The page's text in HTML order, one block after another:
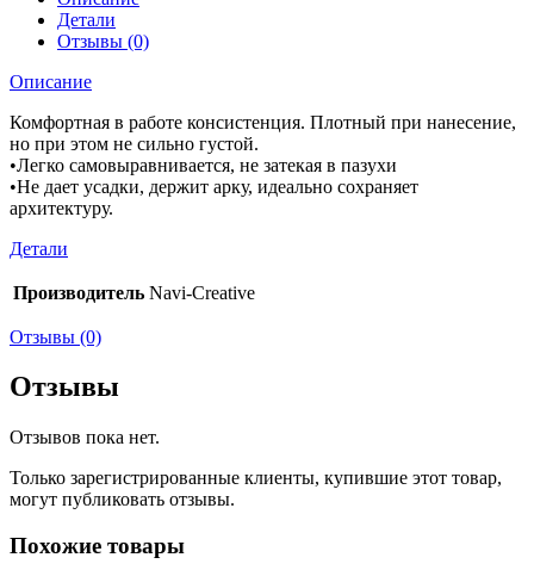
Детали
Отзывы (0)
Описание
Комфортная в работе консистенция. Плотный при нанесение,
но при этом не сильно густой.
•Легко самовыравнивается, не затекая в пазухи
•Не дает усадки, держит арку, идеально сохраняет
архитектуру.
Детали
Производитель Navi-Creative
Отзывы (0)
Отзывы
Отзывов пока нет.
Только зарегистрированные клиенты, купившие этот товар,
могут публиковать отзывы.
Похожие товары